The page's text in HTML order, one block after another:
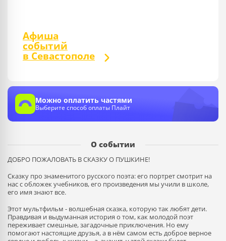
Афиша
событий
в Севастополе
Можно оплатить частями
Выберите способ оплаты Плайт
О событии
ДОБРО ПОЖАЛОВАТЬ В СКАЗКУ О ПУШКИНЕ!
Сказку про знаменитого русского поэта: его портрет смотрит на
нас с обложек учебников, его произведения мы учили в школе,
его имя знают все.
Этот мультфильм - волшебная сказка, которую так любят дети.
Правдивая и выдуманная история о том, как молодой поэт
переживает смешные, загадочные приключения. Но ему
помогают настоящие друзья, а в нём самом есть доброе верное